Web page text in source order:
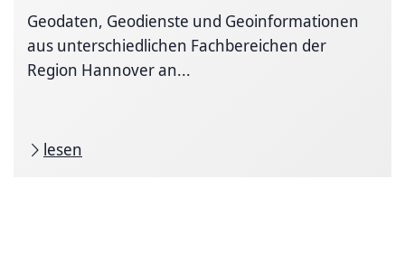
Geodaten, Geodienste und Geoinformationen
aus unterschiedlichen Fachbereichen der
Region Hannover an...
lesen